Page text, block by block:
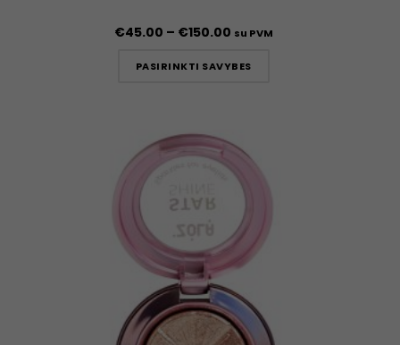
€45.00 – €150.00 su PVM
PASIRINKTI SAVYBES